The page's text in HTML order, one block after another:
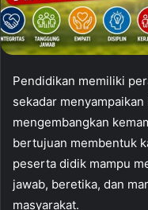
Pendidikan memiliki
sekadar
mengembangkan
bertujuan membentuk
peserta didik mampu
jawab, beretika, dan
masyarakat.